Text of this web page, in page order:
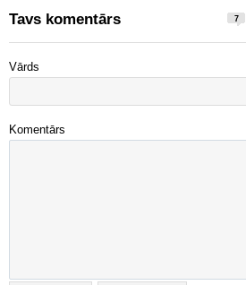
Tavs komentārs 7
Vārds
Komentārs